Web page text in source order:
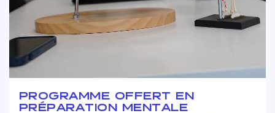
PROGRAMME OFFERT EN
PRÉPARATION MENTALE